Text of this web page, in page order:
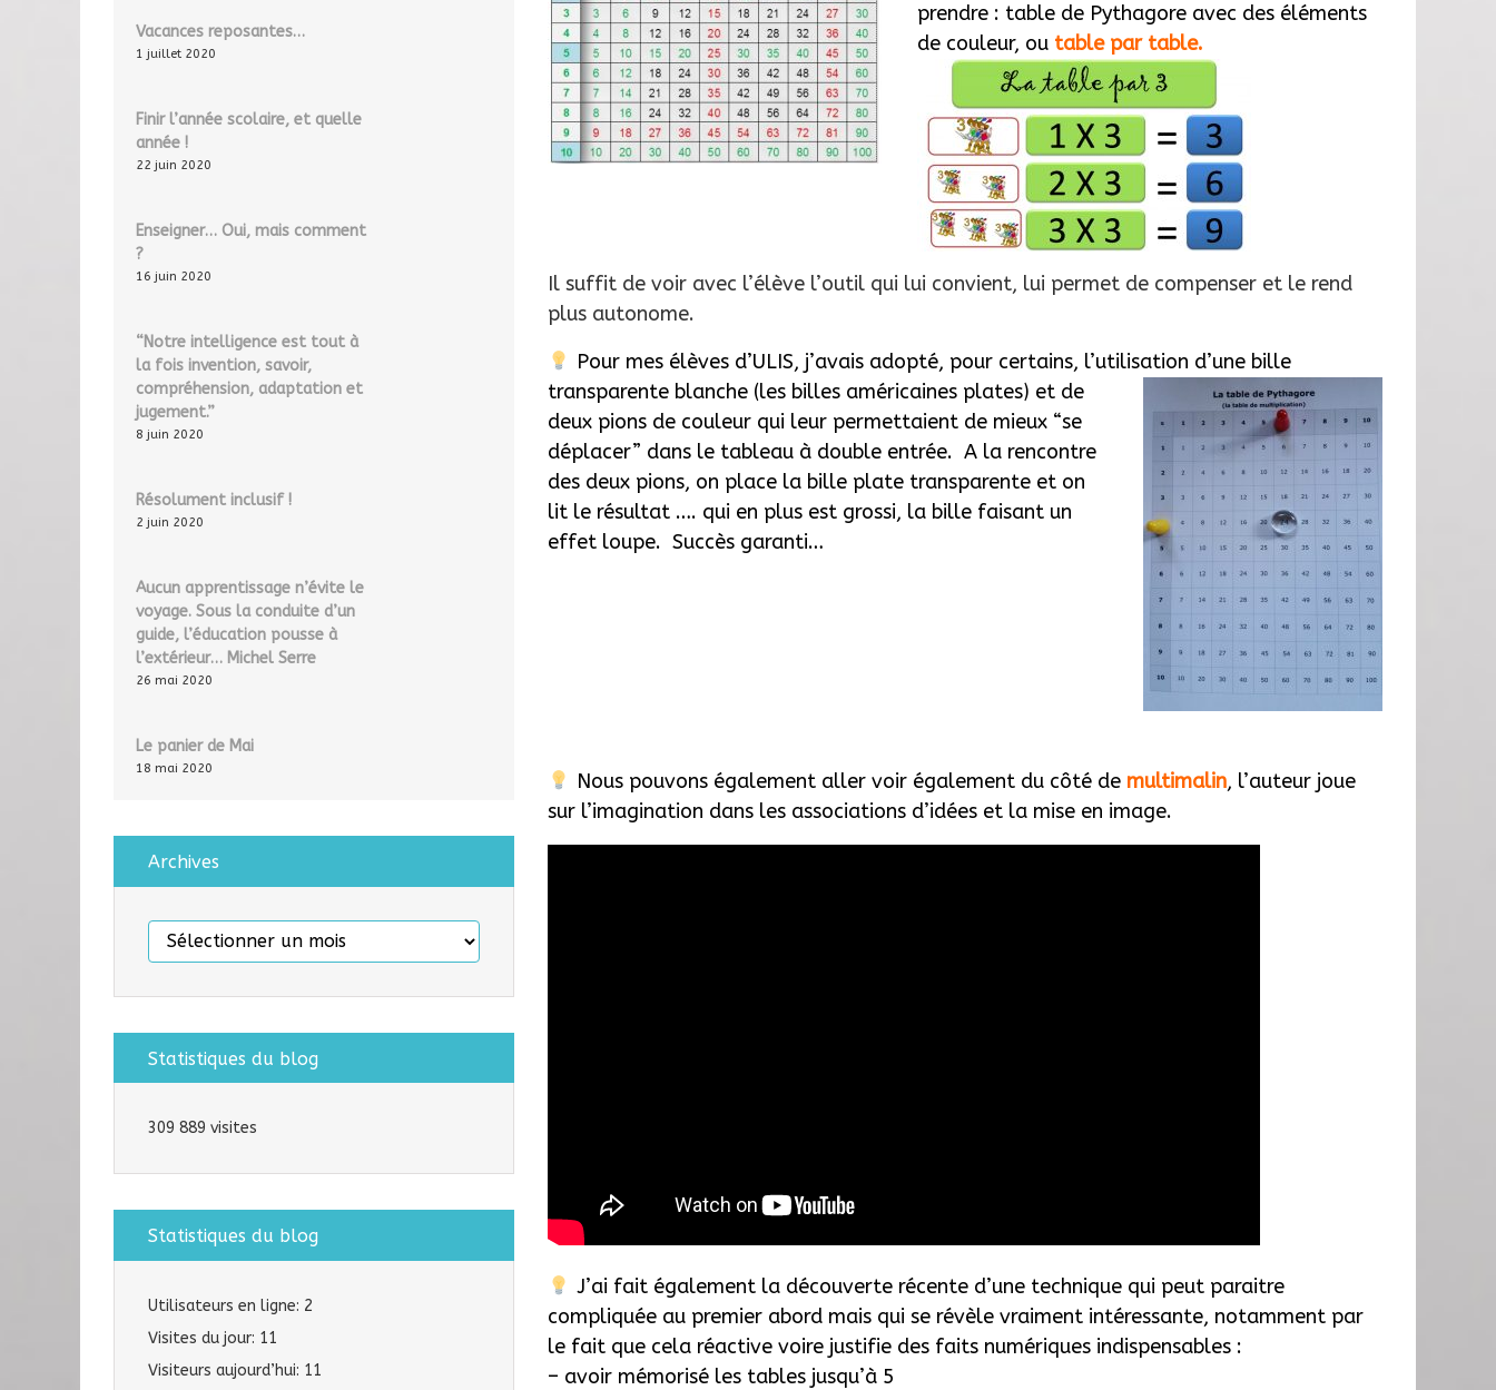
prendre : table de Pythagore avec des éléments
de couleur, ou table par table.
Il suffit de voir avec l’élève l’outil qui lui convient, lui permet de compenser et le rend
plus autonome.
Pour mes élèves d’ULIS, j’avais adopté, pour certains, l’utilisation d’une bille
transparente blanche (les billes américaines plates) et de
deux pions de couleur qui leur permettaient de mieux “se
déplacer” dans le tableau à double entrée. A la rencontre
des deux pions, on place la bille plate transparente et on
lit le résultat …. qui en plus est grossi, la bille faisant un
effet loupe. Succès garanti…
Nous pouvons également aller voir également du côté de multimalin, l’auteur joue
sur l’imagination dans les associations d’idées et la mise en image.
J’ai fait également la découverte récente d’une technique qui peut paraitre
compliquée au premier abord mais qui se révèle vraiment intéressante, notamment par
le fait que cela réactive voire justifie des faits numériques indispensables :
– avoir mémorisé les tables jusqu’à 5
Vacances reposantes…
1 juillet 2020
Finir l’année scolaire, et quelle
année !
22 juin 2020
Enseigner… Oui, mais comment
?
16 juin 2020
“Notre intelligence est tout à
la fois invention, savoir,
compréhension, adaptation et
jugement.”
8 juin 2020
Résolument inclusif !
2 juin 2020
Aucun apprentissage n’évite le
voyage. Sous la conduite d’un
guide, l’éducation pousse à
l’extérieur… Michel Serre
26 mai 2020
Le panier de Mai
18 mai 2020
Archives
Archives
Statistiques du blog
309 889 visites
Statistiques du blog
Utilisateurs en ligne: 2
Visites du jour: 11
Visiteurs aujourd’hui: 11